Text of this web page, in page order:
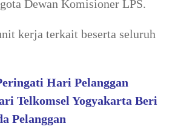
Dewan Komisioner LPS.
kerja terkait beserta seluruh
Hari Pelanggan
Telkomsel Yogyakarta Beri
Pelanggan